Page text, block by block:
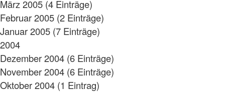
März 2005 (4 Einträge)
Februar 2005 (2 Einträge)
Januar 2005 (7 Einträge)
2004
Dezember 2004 (6 Einträge)
November 2004 (6 Einträge)
Oktober 2004 (1 Eintrag)